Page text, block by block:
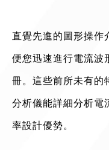
直覺先進的圖形操作
便您迅速進行電流波
冊。這些前所未有的
分析儀能詳細分析電
率設計優勢。